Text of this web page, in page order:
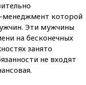
менеджмент которой
Эти мужчины
на бесконечных
занято
не входят